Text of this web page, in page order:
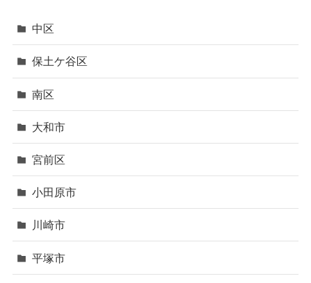
中区
保土ケ谷区
南区
大和市
宮前区
小田原市
川崎市
平塚市